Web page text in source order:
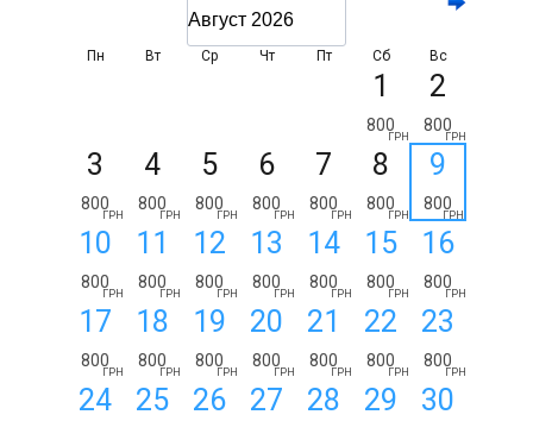
Пн Вт Ср Чт Пт Сб Вс
1
800
ГРН
2
800
ГРН
3
800
ГРН
4
800
ГРН
5
800
ГРН
6
800
ГРН
7
800
ГРН
8
800
ГРН
9
800
ГРН
10
800
ГРН
11
800
ГРН
12
800
ГРН
13
800
ГРН
14
800
ГРН
15
800
ГРН
16
800
ГРН
17
800
ГРН
18
800
ГРН
19
800
ГРН
20
800
ГРН
21
800
ГРН
22
800
ГРН
23
800
ГРН
24 25 26 27 28 29 30